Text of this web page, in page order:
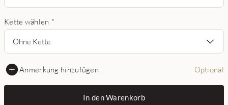
Kette wählen *
Ohne Kette
Anmerkung hinzufügen Optional
In den Warenkorb